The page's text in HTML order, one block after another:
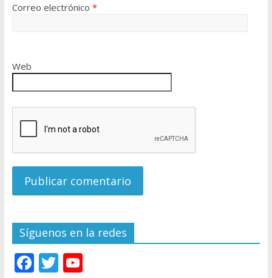
Correo electrónico *
Web
Síguenos en la redes
F T Y